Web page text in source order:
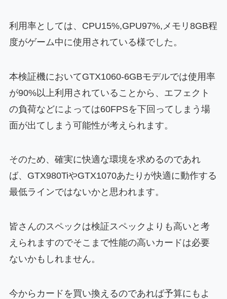
利用率としては、CPU15%,GPU97%,メモリ8GB程
度がゲーム中に使用されている様でした。
本検証機においてGTX1060-6GBモデルでは使用率
が90%以上利用されていることから、エフェクト
の負荷などによっては60FPSを下回ってしまう場
面が出てしまう可能性が考えられます。
そのため、確実に快適な環境を求めるのであれ
ば、GTX980TiやGTX1070あたりが快適に動作する
最低ラインではないかと思われます。
皆さんのスペックは検証スペックよりも高いと考
えられますのでそこまで性能の高いカードは必要
ないかもしれません。
今からカードを買い換えるのであれば予算にもよ